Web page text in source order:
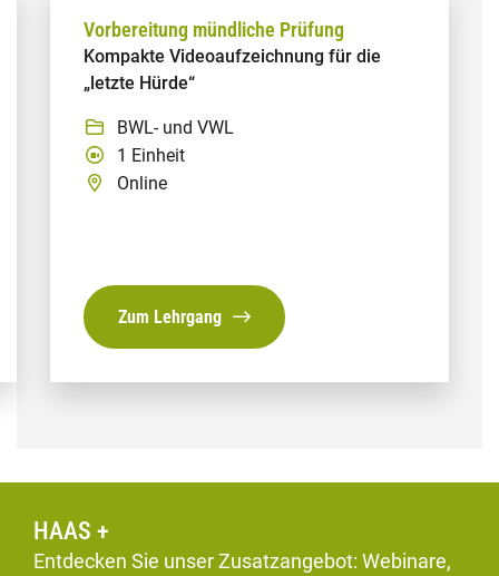
Vorbereitung mündliche Prüfung
Kompakte Videoaufzeichnung für die
„letzte Hürde“
BWL- und VWL
1 Einheit
Online
Zum Lehrgang
HAAS +
Entdecken Sie unser Zusatzangebot: Webinare,